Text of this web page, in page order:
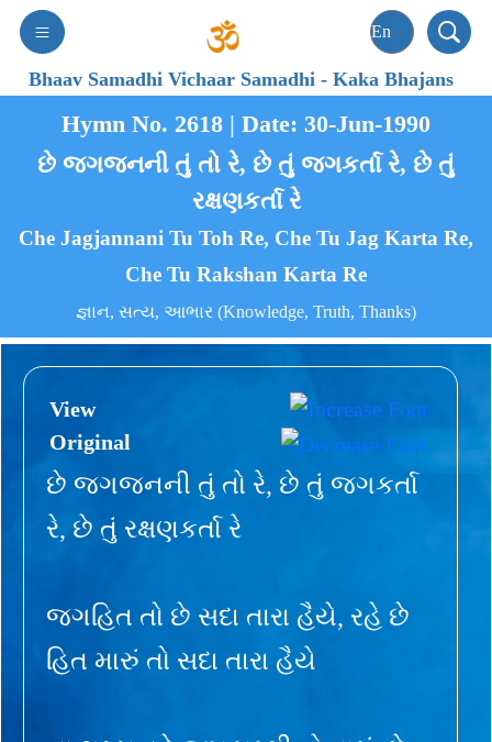
Bhaav Samadhi Vichaar Samadhi-Kaka Bhajans
Hymn No. 2618 | Date: 30-Jun-1990
છે જગજનની તું તો રે, છે તું જગકર્તા રે, છે તું
રક્ષણકર્તા રે
Che Jagjannani Tu Toh Re, Che Tu Jag Karta Re,
Che Tu Rakshan Karta Re
જ્ઞાન, સત્ય, આભાર (Knowledge, Truth, Thanks)
View
Original
છે જગજનની તું તો રે, છે તું જગકર્તા
રે, છે તું રક્ષણકર્તા રે
જગહિત તો છે સદા તારા હૈયે, રહે છે
હિત મારું તો સદા તારા હૈયે